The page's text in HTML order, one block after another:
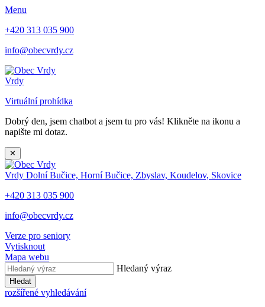
Menu
+420 313 035 900
info@obecvrdy.cz
Vrdy
Virtuální prohídka
Dobrý den, jsem chatbot a jsem tu pro vás! Klikněte na ikonu a
napište mi dotaz.
✕
Vrdy Dolní Bučice, Horní Bučice, Zbyslav, Koudelov, Skovice
+420 313 035 900
info@obecvrdy.cz
Verze pro seniory
Vytisknout
Mapa webu
Hledaný výraz
Hledat
rozšířené vyhledávání